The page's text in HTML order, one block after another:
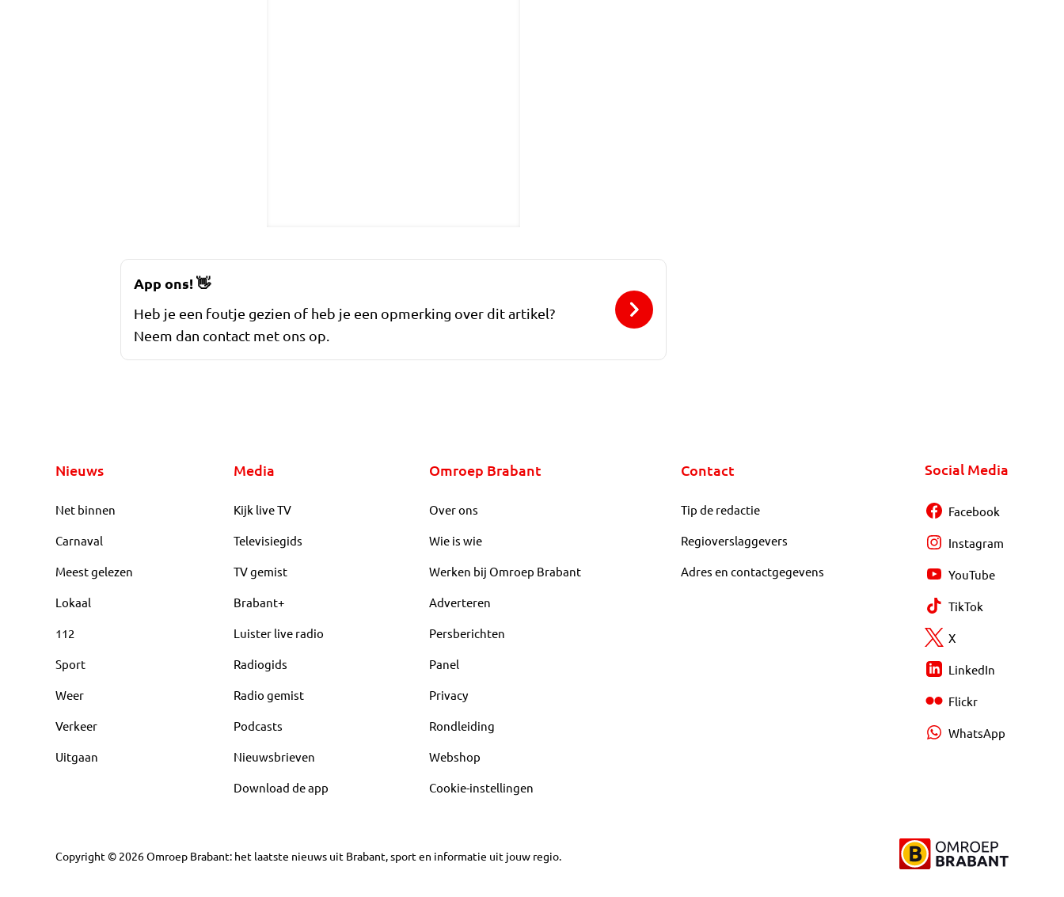
App ons!👋
Heb je een foutje gezien of heb je een opmerking over dit artikel?
Neem dan contact met ons op.
Nieuws
Net binnen
Carnaval
Meest gelezen
Lokaal
112
Sport
Weer
Verkeer
Uitgaan
Media
Kijk live TV
Televisiegids
TV gemist
Brabant+
Luister live radio
Radiogids
Radio gemist
Podcasts
Nieuwsbrieven
Download de app
Omroep Brabant
Over ons
Wie is wie
Werken bij Omroep Brabant
Adverteren
Persberichten
Panel
Privacy
Rondleiding
Webshop
Cookie-instellingen
Contact
Tip de redactie
Regioverslaggevers
Adres en contactgegevens
Social Media
Facebook
Instagram
YouTube
TikTok
X
LinkedIn
Flickr
WhatsApp
Copyright © 2026Omroep Brabant: het laatste nieuws uit Brabant, sport en informatie uit jouw regio.